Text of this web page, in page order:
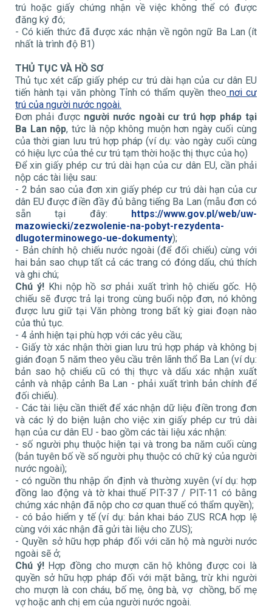
trú hoặc giấy chứng nhận về việc không thể có được
đăng ký đó;
- Có kiến thức đã được xác nhận về ngôn ngữ Ba Lan (ít
nhất là trình độ B1)
THỦ TỤC VÀ HỒ SƠ
Thủ tục xét cấp giấy phép cư trú dài hạn của cư dân EU
tiến hành tại văn phòng Tỉnh có thẩm quyền theo nơi cư
trú của người nước ngoài.
Đơn phải được người nước ngoài cư trú hợp pháp tại
Ba Lan nộp, tức là nộp không muộn hơn ngày cuối cùng
của thời gian lưu trú hợp pháp (ví dụ: vào ngày cuối cùng
có hiệu lực của thẻ cư trú tạm thời hoặc thị thực của họ)
Để xin giấy phép cư trú dài hạn của cư dân EU, cần phải
nộp các tài liệu sau:
- 2 bản sao của đơn xin giấy phép cư trú dài hạn của cư
dân EU được điền đầy đủ bằng tiếng Ba Lan (mẫu đơn có
sẵn tại đây: https://www.gov.pl/web/uw-
mazowiecki/zezwolenie-na-pobyt-rezydenta-
dlugoterminowego-ue-dokumenty);
- Bản chính hộ chiếu nước ngoài (để đối chiếu) cùng với
hai bản sao chụp tất cả các trang có đóng dấu, chú thích
và ghi chú;
Chú ý! Khi nộp hồ sơ phải xuất trình hộ chiếu gốc. Hộ
chiếu sẽ được trả lại trong cùng buổi nộp đơn, nó không
được lưu giữ tại Văn phòng trong bất kỳ giai đoạn nào
của thủ tục.
- 4 ảnh hiện tại phù hợp với các yêu cầu;
- Giấy tờ xác nhận thời gian lưu trú hợp pháp và không bị
gián đoạn 5 năm theo yêu cầu trên lãnh thổ Ba Lan (ví dụ:
bản sao hộ chiếu cũ có thị thực và dấu xác nhận xuất
cảnh và nhập cảnh Ba Lan - phải xuất trình bản chính để
đối chiếu).
- Các tài liệu cần thiết để xác nhận dữ liệu điền trong đơn
và các lý do biện luận cho việc xin giấy phép cư trú dài
hạn của cư dân EU - bao gồm các tài liệu xác nhận:
- số người phụ thuộc hiện tại và trong ba năm cuối cùng
(bản tuyên bố về số người phụ thuộc có chữ ký của người
nước ngoài);
- có nguồn thu nhập ổn định và thường xuyên (ví dụ: hợp
đồng lao động và tờ khai thuế PIT-37 / PIT-11 có bằng
chứng xác nhận đã nộp cho cơ quan thuế có thẩm quyền);
- có bảo hiểm y tế (ví dụ: bản khai báo ZUS RCA hợp lệ
cùng với xác nhận đã gửi tài liệu cho ZUS);
- Quyền sở hữu hợp pháp đối với căn hộ mà người nước
ngoài sẽ ở;
Chú ý! Hợp đồng cho mượn căn hộ không được coi là
quyền sở hữu hợp pháp đối với mặt bằng, trừ khi người
cho mượn là con cháu, bố mẹ, ông bà, vợ chồng, bố mẹ
vợ hoặc anh chị em của người nước ngoài.